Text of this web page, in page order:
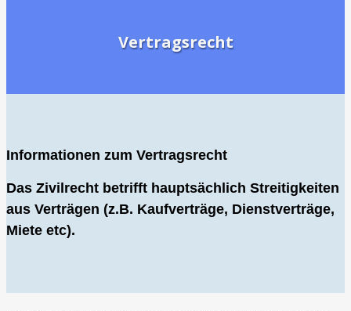
Vertragsrecht
Informationen zum Vertragsrecht
Das Zivilrecht betrifft hauptsächlich Streitigkeiten
aus Verträgen (z.B. Kaufverträge, Dienstverträge,
Miete etc).